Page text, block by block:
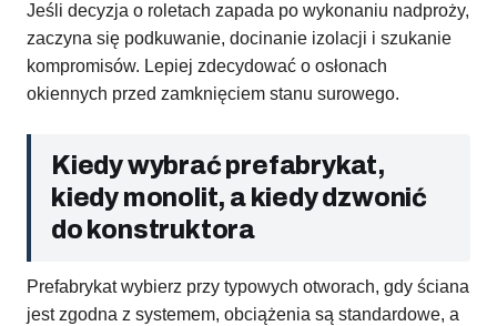
Jeśli decyzja o roletach zapada po wykonaniu nadproży,
zaczyna się podkuwanie, docinanie izolacji i szukanie
kompromisów. Lepiej zdecydować o osłonach
okiennych przed zamknięciem stanu surowego.
Kiedy wybrać prefabrykat,
kiedy monolit, a kiedy dzwonić
do konstruktora
Prefabrykat wybierz przy typowych otworach, gdy ściana
jest zgodna z systemem, obciążenia są standardowe, a